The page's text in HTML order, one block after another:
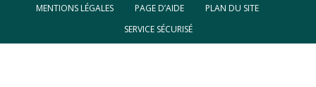
MENTIONS LÉGALES
PAGE D’AIDE
PLAN DU SITE
SERVICE SÉCURISÉ